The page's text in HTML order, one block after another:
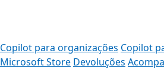
Copilot para organizações Copilot
Microsoft Store Devoluções